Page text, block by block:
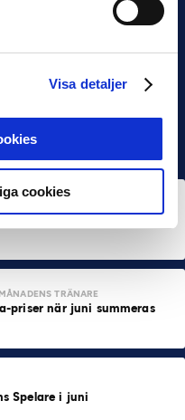
Visa detaljer
cookies
Spelare & Tränare i juli
MÅNADENS TRÄNARE
priser när juni summeras
Spelare i juni